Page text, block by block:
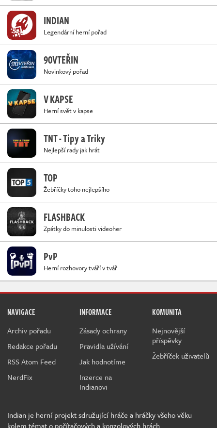
INDIAN
Legendární herní pořad
90VTEŘIN
Novinkový pořad
V KAPSE
Herní svět v kapse
TNT - Tipy a Triky
Nejlepší rady jak hrát
TOP
Žebříčky toho nejlepšího
FLASHBACK
Zpátky do minulosti videoher
PvP
Herní rozhovory tváří v tvář
NAVIGACE
Archiv pořadu
Redakce pořadu
RSS Atom Feed
NerdFix
INFORMACE
Zásady ochrany
Pravidla užívání
Jak hodnotíme
Inzerce na
Indianovi
KOMUNITA
Nejnovější
příspěvky
Žebříček uživatelů
Indian je herní projekt sdružující hráče a hráčky všeho věku
kolem témat o počítačových a konzolových hrách.